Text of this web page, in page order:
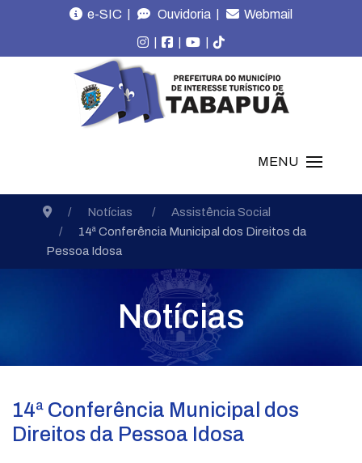
e-SIC | Ouvidoria | Webmail
| | |
MENU
Notícias
Assistência Social
14ª Conferência Municipal dos Direitos da
Pessoa Idosa
Notícias
14ª Conferência Municipal dos
Direitos da Pessoa Idosa